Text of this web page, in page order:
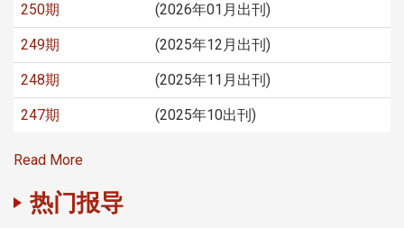
250期 (2026年01月出刊)
249期 (2025年12月出刊)
248期 (2025年11月出刊)
247期 (2025年10出刊)
Read More
热门报导